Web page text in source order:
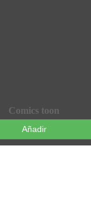
Comics toon
Añadir